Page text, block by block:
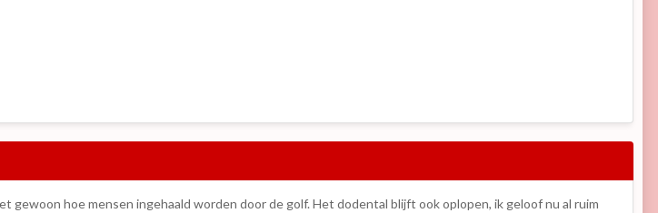
gewoon hoe mensen ingehaald worden door de golf. Het dodental blijft ook oplopen, ik geloof nu al ruim